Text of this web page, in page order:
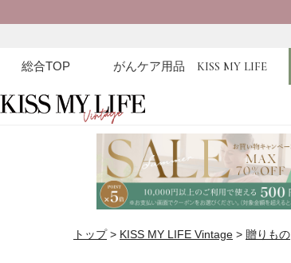
総合TOP がんケア用品 KISS MY LIFE
トップ KISS MY LIFE Vintage 贈りもの